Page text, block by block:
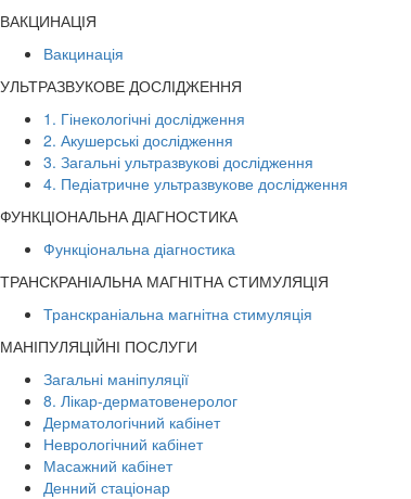
ВАКЦИНАЦІЯ
Вакцинація
УЛЬТРАЗВУКОВЕ ДОСЛІДЖЕННЯ
1. Гінекологічні дослідження
2. Акушерські дослідження
3. Загальні ультразвукові дослідження
4. Педіатричне ультразвукове дослідження
ФУНКЦІОНАЛЬНА ДІАГНОСТИКА
Функціональна діагностика
ТРАНСКРАНІАЛЬНА МАГНІТНА СТИМУЛЯЦІЯ
Транскраніальна магнітна стимуляція
МАНІПУЛЯЦІЙНІ ПОСЛУГИ
Загальні маніпуляції
8. Лікар-дерматовенеролог
Дерматологічний кабінет
Неврологічний кабінет
Масажний кабінет
Денний стаціонар